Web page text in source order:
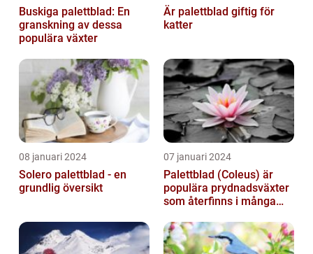
Buskiga palettblad: En
granskning av dessa
populära växter
Är palettblad giftig för
katter
08 januari 2024
Solero palettblad - en
grundlig översikt
07 januari 2024
Palettblad (Coleus) är
populära prydnadsväxter
som återfinns i många
trädgårdar...